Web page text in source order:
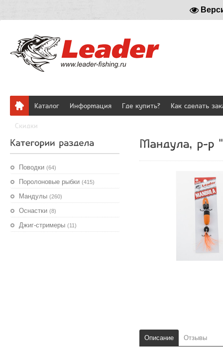
Каталог Информация Где купить? Как сделать
Скидки
Поводки (64)
Поролоновые рыбки (415)
Мандулы (260)
Оснастки (8)
Джиг-стримеры (11)
Описание Отзывы